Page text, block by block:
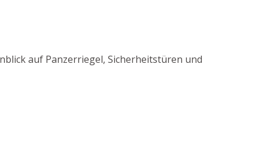
auf Panzerriegel, Sicherheitstüren und